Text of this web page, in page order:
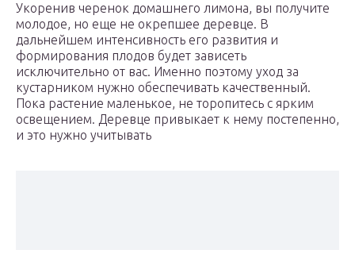
Укоренив черенок домашнего лимона, вы получите
молодое, но еще не окрепшее деревце. В
дальнейшем интенсивность его развития и
формирования плодов будет зависеть
исключительно от вас. Именно поэтому уход за
кустарником нужно обеспечивать качественный.
Пока растение маленькое, не торопитесь с ярким
освещением. Деревце привыкает к нему постепенно,
и это нужно учитывать